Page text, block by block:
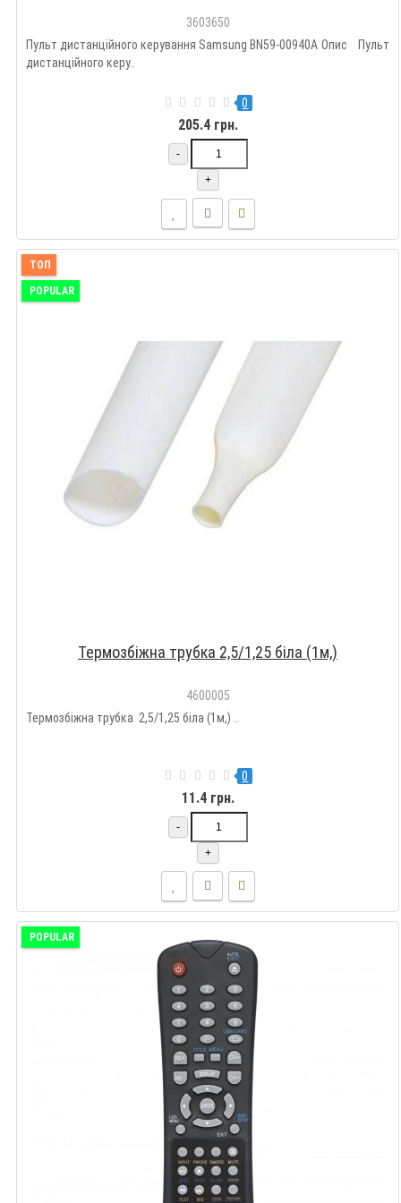
3603650
Пульт дистанційного керування Samsung BN59-00940A Опис Пульт
дистанційного керу..
0
205.4 грн.
-
+
ТОП
POPULAR
Термозбіжна трубка 2,5/1,25 біла (1м,)
4600005
Термозбіжна трубка 2,5/1,25 біла (1м,) ..
0
11.4 грн.
-
+
POPULAR